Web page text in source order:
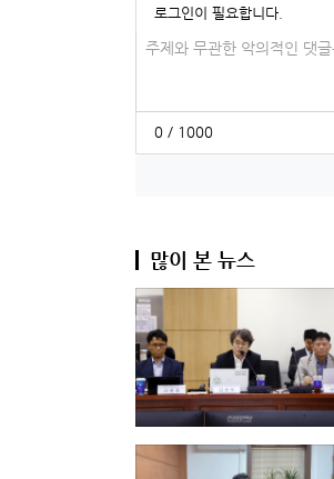
로그인이 필요합니다.
댓글입력
0 / 1000
많이 본 뉴스